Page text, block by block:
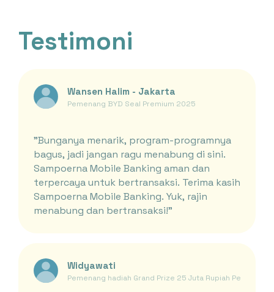
Testimoni
Wansen Halim - Jakarta
Pemenang BYD Seal Premium 2025
"Bunganya menarik, program-programnya
bagus, jadi jangan ragu menabung di sini.
Sampoerna Mobile Banking aman dan
terpercaya untuk bertransaksi. Terima kasih
Sampoerna Mobile Banking. Yuk, rajin
menabung dan bertransaksi!"
Widyawati
Pemenang hadiah Grand Prize 25 Juta Rupiah Periode